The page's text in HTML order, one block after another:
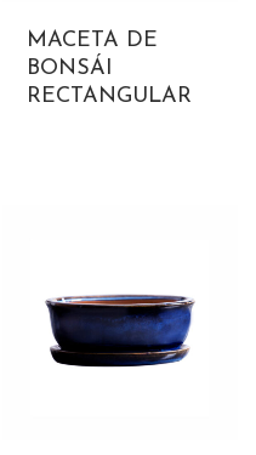
MACETA DE
BONSÁI
RECTANGULAR